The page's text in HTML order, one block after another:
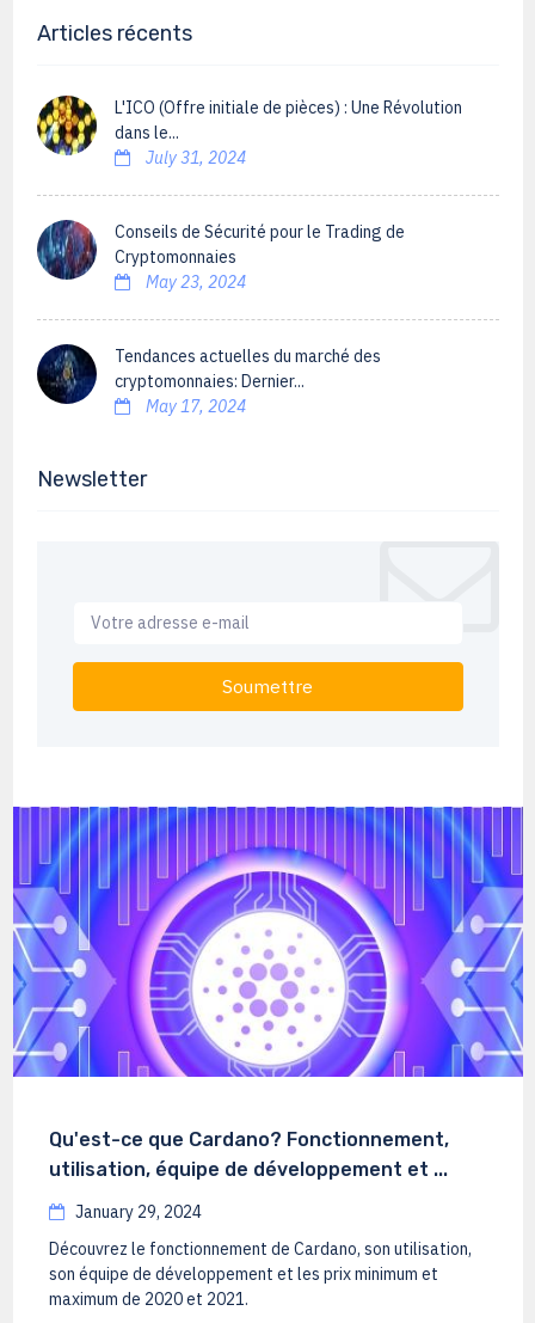
Articles récents
L'ICO (Offre initiale de pièces) : Une Révolution
dans le...
July 31, 2024
Conseils de Sécurité pour le Trading de
Cryptomonnaies
May 23, 2024
Tendances actuelles du marché des
cryptomonnaies: Dernier...
May 17, 2024
Newsletter
Soumettre
Qu'est-ce que Cardano? Fonctionnement,
utilisation, équipe de développement et ...
January 29, 2024
Découvrez le fonctionnement de Cardano, son utilisation,
son équipe de développement et les prix minimum et
maximum de 2020 et 2021.